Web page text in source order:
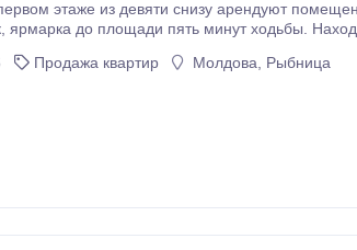
помещения подвальные сырости нема в шаговой доступности поликлиника,
ярмарка до площади пять минут ходьбы.
Продажа квартир Молдова, Рыбница